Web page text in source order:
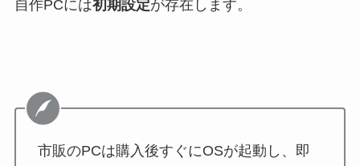
自作PCには初期設定が存在します。
市販のPCは購入後すぐにOSが起動し、即